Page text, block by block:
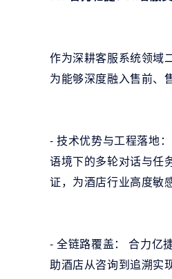
作为深耕客服系统领域
为能够深度融入售前、
- 技术优势与工程落地
语境下的多轮对话与任
证，为酒店行业高度敏
- 全链路覆盖： 合力亿
助酒店从咨询到追溯实